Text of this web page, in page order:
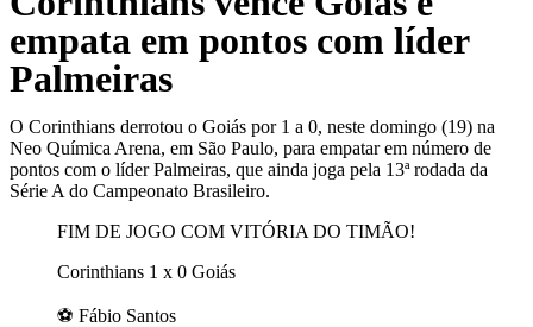
empata em pontos com líder
Palmeiras
O Corinthians derrotou o Goiás por 1 a 0, neste domingo (19) na
Neo Química Arena, em São Paulo, para empatar em número de
pontos com o líder Palmeiras, que ainda joga pela 13ª rodada da
Série A do Campeonato Brasileiro.
FIM DE JOGO COM VITÓRIA DO TIMÃO!
Corinthians 1 x 0 Goiás
⚽ Fábio Santos